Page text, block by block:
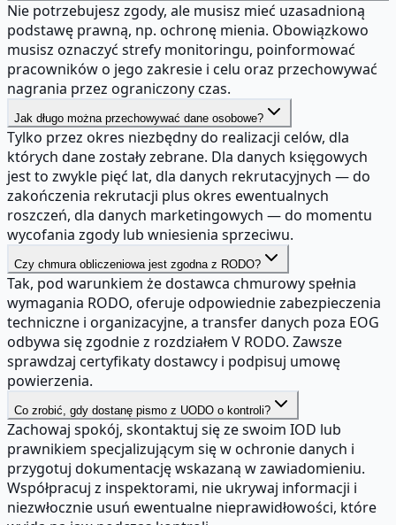
Nie potrzebujesz zgody, ale musisz mieć uzasadnioną
podstawę prawną, np. ochronę mienia. Obowiązkowo
musisz oznaczyć strefy monitoringu, poinformować
pracowników o jego zakresie i celu oraz przechowywać
nagrania przez ograniczony czas.
Jak długo można przechowywać dane osobowe?
Tylko przez okres niezbędny do realizacji celów, dla
których dane zostały zebrane. Dla danych księgowych
jest to zwykle pięć lat, dla danych rekrutacyjnych — do
zakończenia rekrutacji plus okres ewentualnych
roszczeń, dla danych marketingowych — do momentu
wycofania zgody lub wniesienia sprzeciwu.
Czy chmura obliczeniowa jest zgodna z RODO?
Tak, pod warunkiem że dostawca chmurowy spełnia
wymagania RODO, oferuje odpowiednie zabezpieczenia
techniczne i organizacyjne, a transfer danych poza EOG
odbywa się zgodnie z rozdziałem V RODO. Zawsze
sprawdzaj certyfikaty dostawcy i podpisuj umowę
powierzenia.
Co zrobić, gdy dostanę pismo z UODO o kontroli?
Zachowaj spokój, skontaktuj się ze swoim IOD lub
prawnikiem specjalizującym się w ochronie danych i
przygotuj dokumentację wskazaną w zawiadomieniu.
Współpracuj z inspektorami, nie ukrywaj informacji i
niezwłocznie usuń ewentualne nieprawidłowości, które